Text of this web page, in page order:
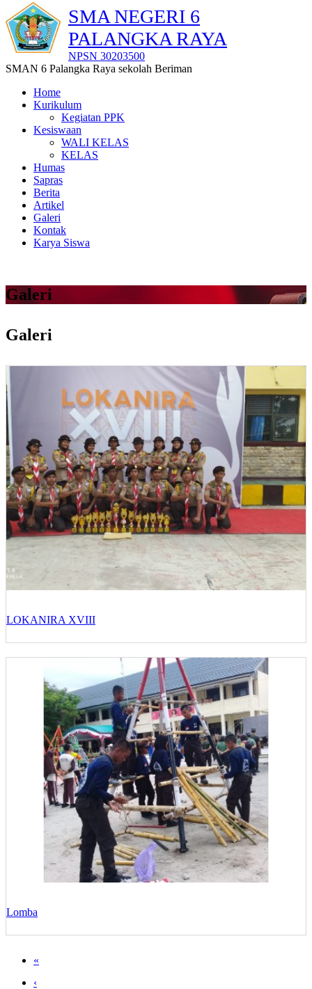
SMA NEGERI 6
PALANGKA RAYA
NPSN 30203500
SMAN 6 Palangka Raya sekolah Beriman
Home
Kurikulum
Kegiatan PPK
Kesiswaan
WALI KELAS
KELAS
Humas
Sapras
Berita
Artikel
Galeri
Kontak
Karya Siswa
Galeri
Galeri
LOKANIRA XVIII
Lomba
«
‹